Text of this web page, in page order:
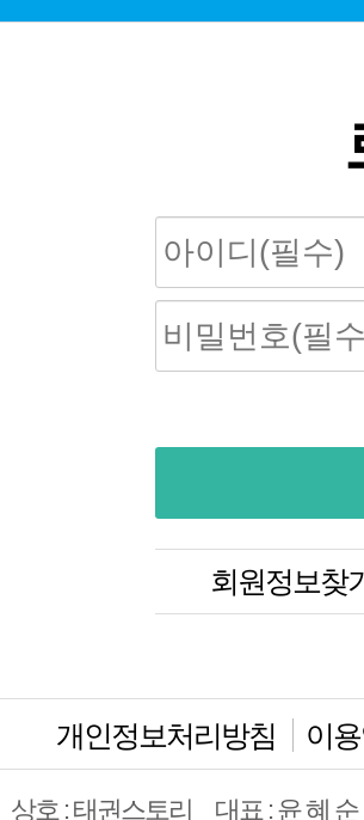
회원정보찾
개인정보처리방침 이
상호 : 태권스토리 대표 : 윤 혜 순